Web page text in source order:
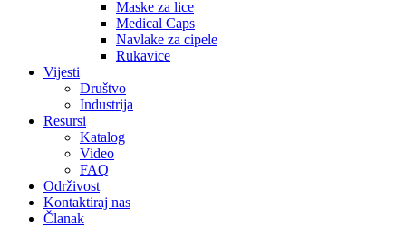
Maske za lice
Medical Caps
Navlake za cipele
Rukavice
Vijesti
Društvo
Industrija
Resursi
Katalog
Video
FAQ
Održivost
Kontaktiraj nas
Članak